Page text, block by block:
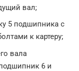
вал;
5 подшипника с
к картеру;
вала
6 и